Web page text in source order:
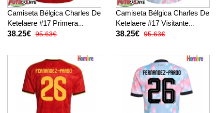
Camiseta Bélgica Charles De
Ketelaere #17 Primera
Equipación Mundial 2026
38.25€ 95.63€
Camiseta Bélgica Charles De
Ketelaere #17 Visitante
Equipación Mundial 2026
38.25€ 95.63€